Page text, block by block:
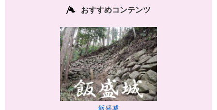
おすすめコンテンツ
飯盛城